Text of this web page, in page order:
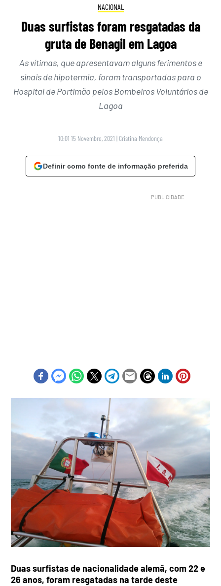
NACIONAL
Duas surfistas foram resgatadas da
gruta de Benagil em Lagoa
As vítimas, que apresentavam alguns ferimentos e
sinais de hipotermia, foram transportadas para o
Hospital de Portimão pelos Bombeiros Voluntários de
Lagoa
10:01 15 Novembro, 2021 | Cristina Mendonça
Definir como fonte de informação preferida
Duas surfistas de nacionalidade alemã, com 22 e
26 anos, foram resgatadas na tarde deste